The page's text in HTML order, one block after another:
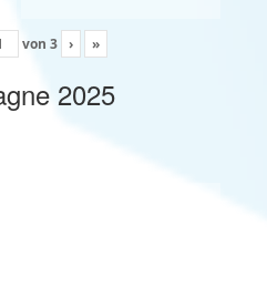
von 3 › »
2025